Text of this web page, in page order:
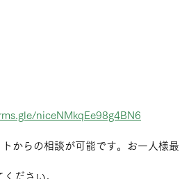
niceNMkqEe98g4BN6
からの相談が可能です。お一人様最
ださい。